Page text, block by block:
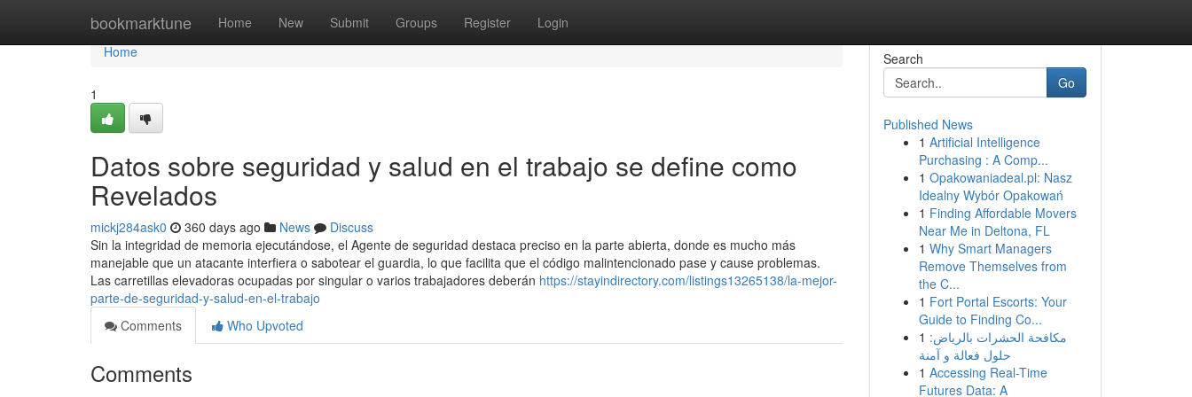
bookmarktune Home New Submit Groups Register Login
Home
Home
1
Datos sobre seguridad y salud en el trabajo se define como
Revelados
mickj284ask0 360 days ago News
Discuss
Sin la integridad de memoria ejecutándose, el Agente de seguridad destaca preciso en la parte abierta, donde es mucho más
manejable que un atacante interfiera o sabotear el guardia, lo que facilita que el código malintencionado pase y cause problemas.
Las carretillas elevadoras ocupadas por singular o varios trabajadores deberán https://stayindirectory.com/listings13265138/la-mejor-
parte-de-seguridad-y-salud-en-el-trabajo
Comments
Who Upvoted
Comments
Search
Go
Published News
1 Artificial Intelligence
Purchasing : A Comp...
1 Opakowaniadeal.pl: Nasz
Idealny Wybór Opakowań
1 Finding Affordable Movers
Near Me in Deltona, FL
1 Why Smart Managers
Remove Themselves from
the C...
1 Fort Portal Escorts: Your
Guide to Finding Co...
1 مكافحة الحشرات بالرياض:
حلول فعالة و آمنة
1 Accessing Real-Time
Futures Data: A